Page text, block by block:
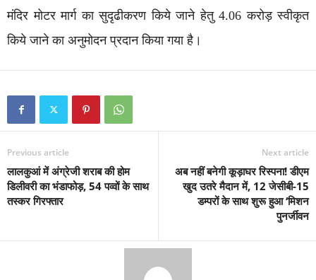
मंदिर मोटर मार्ग का सुदृढीकरण किये जाने हेतु 4.06 करोड़ स्वीकृत
किये जाने का अनुमोदन प्रदान किया गया है।
Previous article
लालकुआं में अंग्रेजी शराब की होम
डिलीवरी का भंडाफोड़, 54 पव्वों के साथ
तस्कर गिरफ्तार
Next article
अब नहीं बनेगी कूड़ाघर रिस्पना! डीएम
खुद उतरे मैदान में, 12 जेसीबी-15
डम्परों के साथ शुरू हुआ ‘मिशन
पुनर्जीवन